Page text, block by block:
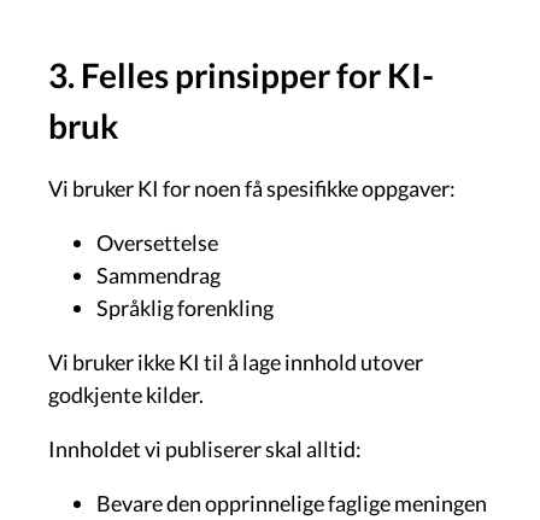
3. Felles prinsipper for KI-
bruk
Vi bruker KI for noen få spesifikke oppgaver:
Oversettelse
Sammendrag
Språklig forenkling
Vi bruker ikke KI til å lage innhold utover
godkjente kilder.
Innholdet vi publiserer skal alltid:
Bevare den opprinnelige faglige meningen